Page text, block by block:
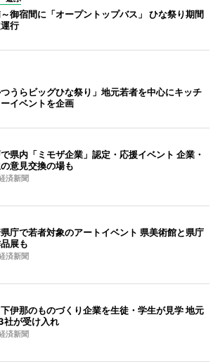
御宿間に「オープントップバス」 ひな祭り期間
行
つうらビッグひな祭り」地元若者を中心にキッチ
イベントを企画
県内「ミモザ企業」認定・応援イベント 企業・
意見交換の場も
済新聞
庁で若者対象のアートイベント 県美術館と県庁
展も
済新聞
伊那のものづくり企業を生徒・学生が見学 地元
社が受け入れ
済新聞